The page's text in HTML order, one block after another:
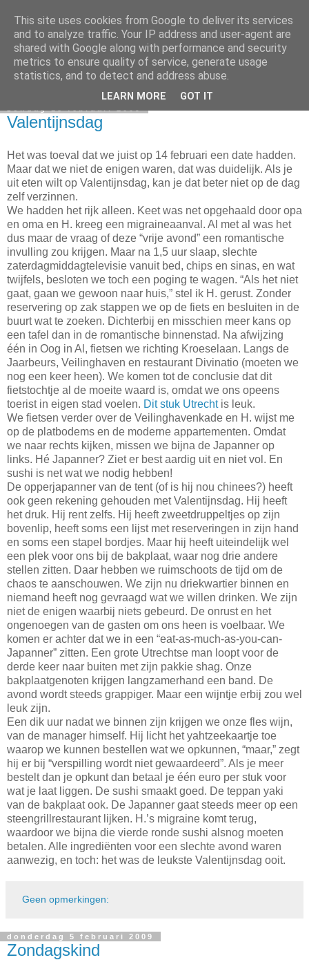
Elsbeth Teeling
Valentijnsdag
Het was toeval dat we juist op 14 februari een date hadden.
Maar dat we niet de enigen waren, dat was duidelijk. Als je
uit eten wilt op Valentijnsdag, kan je dat beter niet op de dag
zelf verzinnen.
We hadden het rijk alleen. Keet was net opgehaald door opa
en oma en H. kreeg een migraineaanval. Al met al was het
dus maar de vraag of deze “vrije avond” een romantische
invulling zou krijgen. Maar na 1,5 uur slaap, slechte
zaterdagmiddagtelevisie vanuit bed, chips en sinas, en wat
twijfels, besloten we toch een poging te wagen. “Als het niet
gaat, gaan we gewoon naar huis,” stel ik H. gerust. Zonder
reservering op zak stappen we op de fiets en besluiten in de
buurt wat te zoeken. Dichterbij en misschien meer kans op
een tafel dan in de romantische binnenstad. Na afwijzing
één in Oog in Al, fietsen we richting Kroeselaan. Langs de
Jaarbeurs, Veilinghaven en restaurant Divinatio (moeten we
nog een keer heen). We komen tot de conclusie dat dit
fietstochtje al de moeite waard is, omdat we ons opeens
toerist in eigen stad voelen. Dit stuk Utrechtis leuk.
We fietsen verder over de Veilinghavenkade en H. wijst me
op de platbodems en de moderne appartementen. Omdat
we naar rechts kijken, missen we bijna de Japanner op
links. Hé Japanner? Ziet er best aardig uit en niet vol. En
sushi is net wat we nodig hebben!
De opperjapanner van de tent (of is hij nou chinees?) heeft
ook geen rekening gehouden met Valentijnsdag. Hij heeft
het druk. Hij rent zelfs. Hij heeft zweetdruppeltjes op zijn
bovenlip, heeft soms een lijst met reserveringen in zijn hand
en soms een stapel bordjes. Maar hij heeft uiteindelijk wel
een plek voor ons bij de bakplaat, waar nog drie andere
stellen zitten. Daar hebben we ruimschoots de tijd om de
chaos te aanschouwen. We zijn nu driekwartier binnen en
niemand heeft nog gevraagd wat we willen drinken. We zijn
niet de enigen waarbij niets gebeurd. De onrust en het
ongenoegen van de gasten om ons heen is voelbaar. We
komen er achter dat we in een “eat-as-much-as-you-can-
Japanner” zitten. Een grote Utrechtse man loopt voor de
derde keer naar buiten met zijn pakkie shag. Onze
bakplaatgenoten krijgen langzamerhand een band. De
avond wordt steeds grappiger. Maar een wijntje erbij zou wel
leuk zijn.
Een dik uur nadat we binnen zijn krijgen we onze fles wijn,
van de manager himself. Hij licht het yahtzeekaartje toe
waarop we kunnen bestellen wat we opkunnen, “maar,” zegt
hij er bij “verspilling wordt niet gewaardeerd”. Als je meer
bestelt dan je opkunt dan betaal je één euro per stuk voor
wat je laat liggen. De sushi smaakt goed. De teppan yaki
van de bakplaat ook. De Japanner gaat steeds meer op een
steengrillrestaurant lijken. H.’s migraine komt terug,
waardoor we bijna die vierde ronde sushi alsnog moeten
betalen. Alle ingrediënten voor een slechte avond waren
aanwezig, en toch: het was de leukste Valentijnsdag ooit.
Geen opmerkingen:
donderdag 5 februari 2009
Zondagskind
This site uses cookies from Google to deliver its services
and to analyze traffic. Your IP address and user-agent are
shared with Google along with performance and security
metrics to ensure quality of service, generate usage
statistics, and to detect and address abuse.
LEARN MORE GOT IT